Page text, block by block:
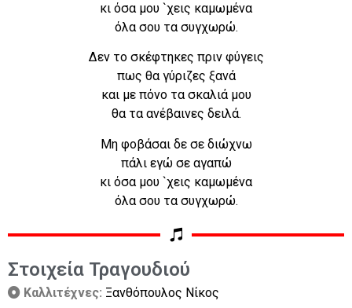
κι όσα μου `χεις καμωμένα
όλα σου τα συγχωρώ.
Δεν το σκέφτηκες πριν φύγεις
πως θα γύριζες ξανά
και με πόνο τα σκαλιά μου
θα τα ανέβαινες δειλά.
Μη φοβάσαι δε σε διώχνω
πάλι εγώ σε αγαπώ
κι όσα μου `χεις καμωμένα
όλα σου τα συγχωρώ.
Στοιχεία Τραγουδιού
Καλλιτέχνες: Ξανθόπουλος Νίκος